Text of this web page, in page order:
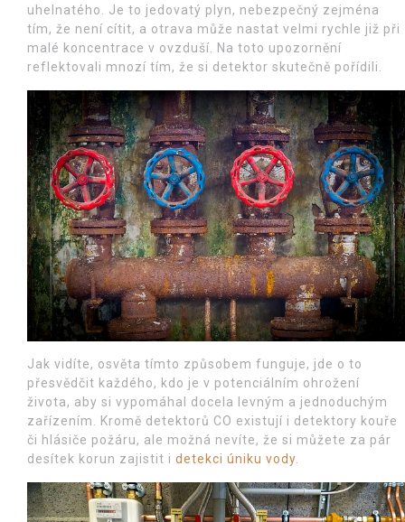
uhelnatého. Je to jedovatý plyn, nebezpečný zejména
tím, že není cítit, a otrava může nastat velmi rychle již při
malé koncentrace v ovzduší. Na toto upozornění
reflektovali mnozí tím, že si detektor skutečně pořídili.
Jak vidíte, osvěta tímto způsobem funguje, jde o to
přesvědčit každého, kdo je v potenciálním ohrožení
života, aby si vypomáhal docela levným a jednoduchým
zařízením. Kromě detektorů CO existují i detektory kouře
či hlásiče požáru, ale možná nevíte, že si můžete za pár
desítek korun zajistit i detekci úniku vody.